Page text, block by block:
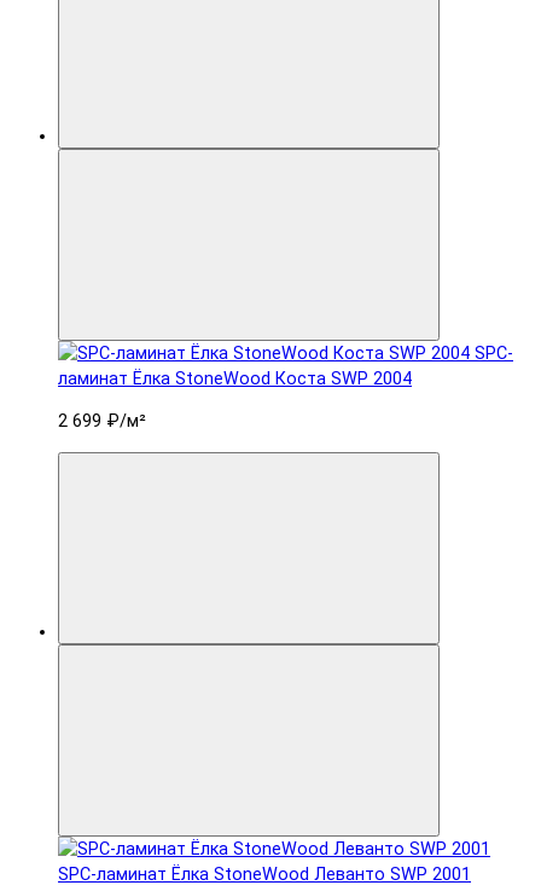
SPC-
ламинат Ëлка StoneWood Коста SWP 2004
2 699 ₽/м²
SPC-ламинат Ëлка StoneWood Леванто SWP 2001